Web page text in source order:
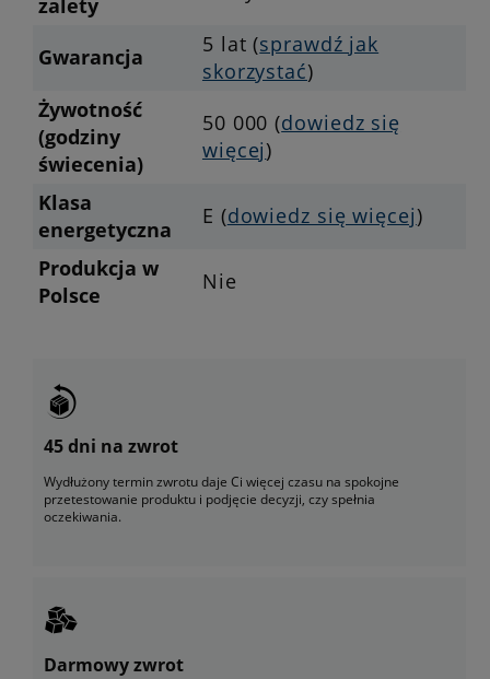
Gwarancja 5 lat (sprawdź jak
skorzystać)
Żywotność
(godziny
świecenia)
50 000 (dowiedz się
więcej)
Klasa
energetyczna
E (dowiedz się więcej)
Produkcja w
Polsce
Nie
45 dni na zwrot
Wydłużony termin zwrotu daje Ci więcej czasu na spokojne
przetestowanie produktu i podjęcie decyzji, czy spełnia
oczekiwania.
Darmowy zwrot